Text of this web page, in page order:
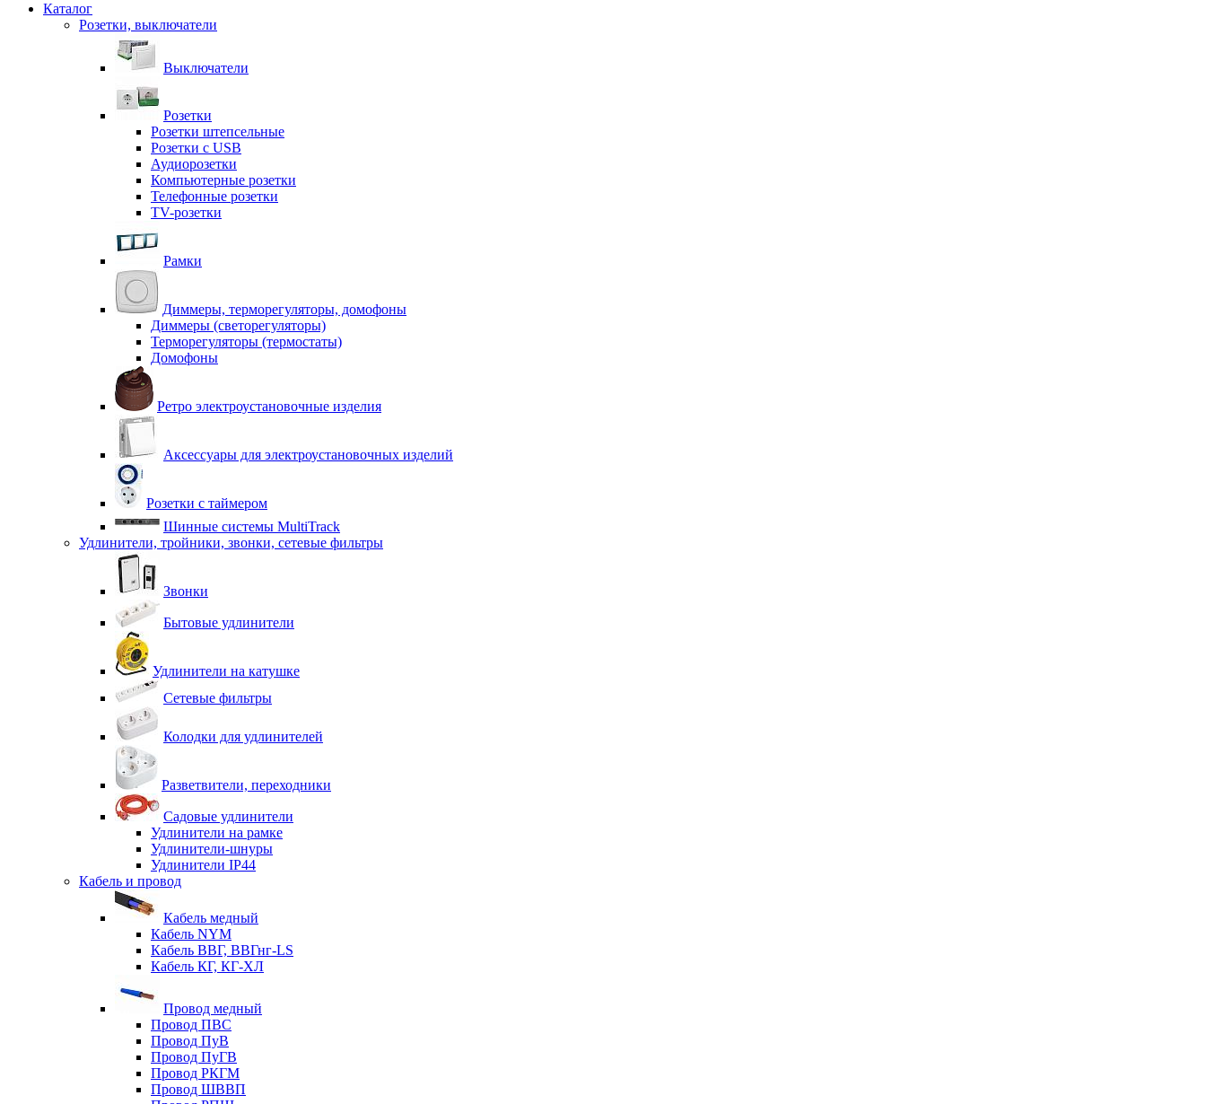
Каталог
Розетки, выключатели
Выключатели
Розетки
Розетки штепсельные
Розетки с USB
Аудиорозетки
Компьютерные розетки
Телефонные розетки
TV-розетки
Рамки
Диммеры, терморегуляторы, домофоны
Диммеры (светорегуляторы)
Терморегуляторы (термостаты)
Домофоны
Ретро электроустановочные изделия
Аксессуары для электроустановочных изделий
Розетки с таймером
Шинные системы MultiTrack
Удлинители, тройники, звонки, сетевые фильтры
Звонки
Бытовые удлинители
Удлинители на катушке
Сетевые фильтры
Колодки для удлинителей
Разветвители, переходники
Садовые удлинители
Удлинители на рамке
Удлинители-шнуры
Удлинители IP44
Кабель и провод
Кабель медный
Кабель NYM
Кабель ВВГ, ВВГнг-LS
Кабель КГ, КГ-ХЛ
Провод медный
Провод ПВС
Провод ПуВ
Провод ПуГВ
Провод РКГМ
Провод ШВВП